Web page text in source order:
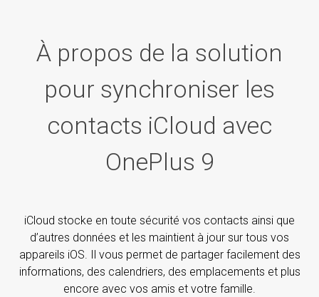
À propos de la solution
pour synchroniser les
contacts iCloud avec
OnePlus 9
iCloud stocke en toute sécurité vos contacts ainsi que
d’autres données et les maintient à jour sur tous vos
appareils iOS. Il vous permet de partager facilement des
informations, des calendriers, des emplacements et plus
encore avec vos amis et votre famille.